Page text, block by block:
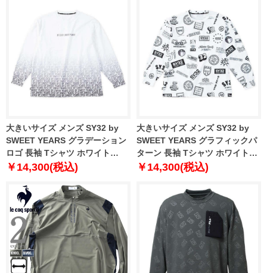
大きいサイズ メンズ SY32 by
SWEET YEARS グラデーション
ロゴ 長袖 Tシャツ ホワイト
1278-5602-1 3L 4L 5L 6L
￥14,300(税込)
大きいサイズ メンズ SY32 by
SWEET YEARS グラフィックパ
ターン 長袖 Tシャツ ホワイトシ
ンボル 1278-5603-1 3L 4L 5L
￥14,300(税込)